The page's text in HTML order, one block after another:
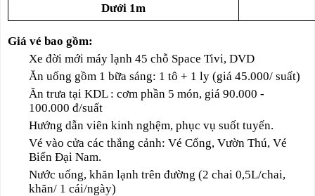
Dưới 1m
Giá vé bao gồm:
Xe đời mới máy lạnh 45 chỗ Space Tivi, DVD
Ăn uống gồm 1 bữa sáng: 1 tô + 1 ly (giá 45.000/ suất)
Ăn trưa tại KDL : cơm phần 5 món, giá 90.000 -
100.000 đ/suất
Hướng dẫn viên kinh nghệm, phục vụ suốt tuyến.
Vé vào cửa các thắng cảnh: Vé Cổng, Vườn Thú, Vé
Biển Đại Nam.
Nước uống, khăn lạnh trên đường (2 chai 0,5L/chai,
khăn/ 1 cái/ngày)